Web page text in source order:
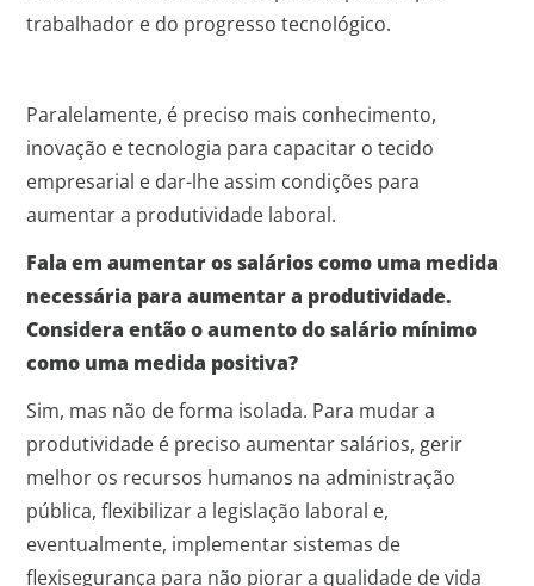
trabalhador e do progresso tecnológico.
Paralelamente, é preciso mais conhecimento,
inovação e tecnologia para capacitar o tecido
empresarial e dar-lhe assim condições para
aumentar a produtividade laboral.
Fala em aumentar os salários como uma medida
necessária para aumentar a produtividade.
Considera então o aumento do salário mínimo
como uma medida positiva?
Sim, mas não de forma isolada. Para mudar a
produtividade é preciso aumentar salários, gerir
melhor os recursos humanos na administração
pública, flexibilizar a legislação laboral e,
eventualmente, implementar sistemas de
flexisegurança para não piorar a qualidade de vida